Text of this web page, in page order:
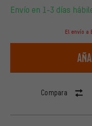
Envío en 1-3 días
El envío a
Compara